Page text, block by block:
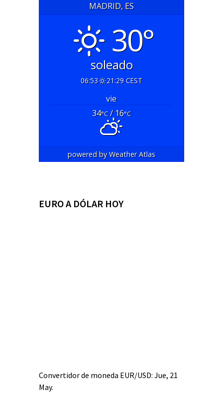
MADRID, ES
30°
soleado
06:53 21:29 CEST
vie
34°C/ 16°C
powered byWeather Atlas
EURO A DÓLAR HOY
Convertidor de moneda EUR/USD: Jue, 21
May.